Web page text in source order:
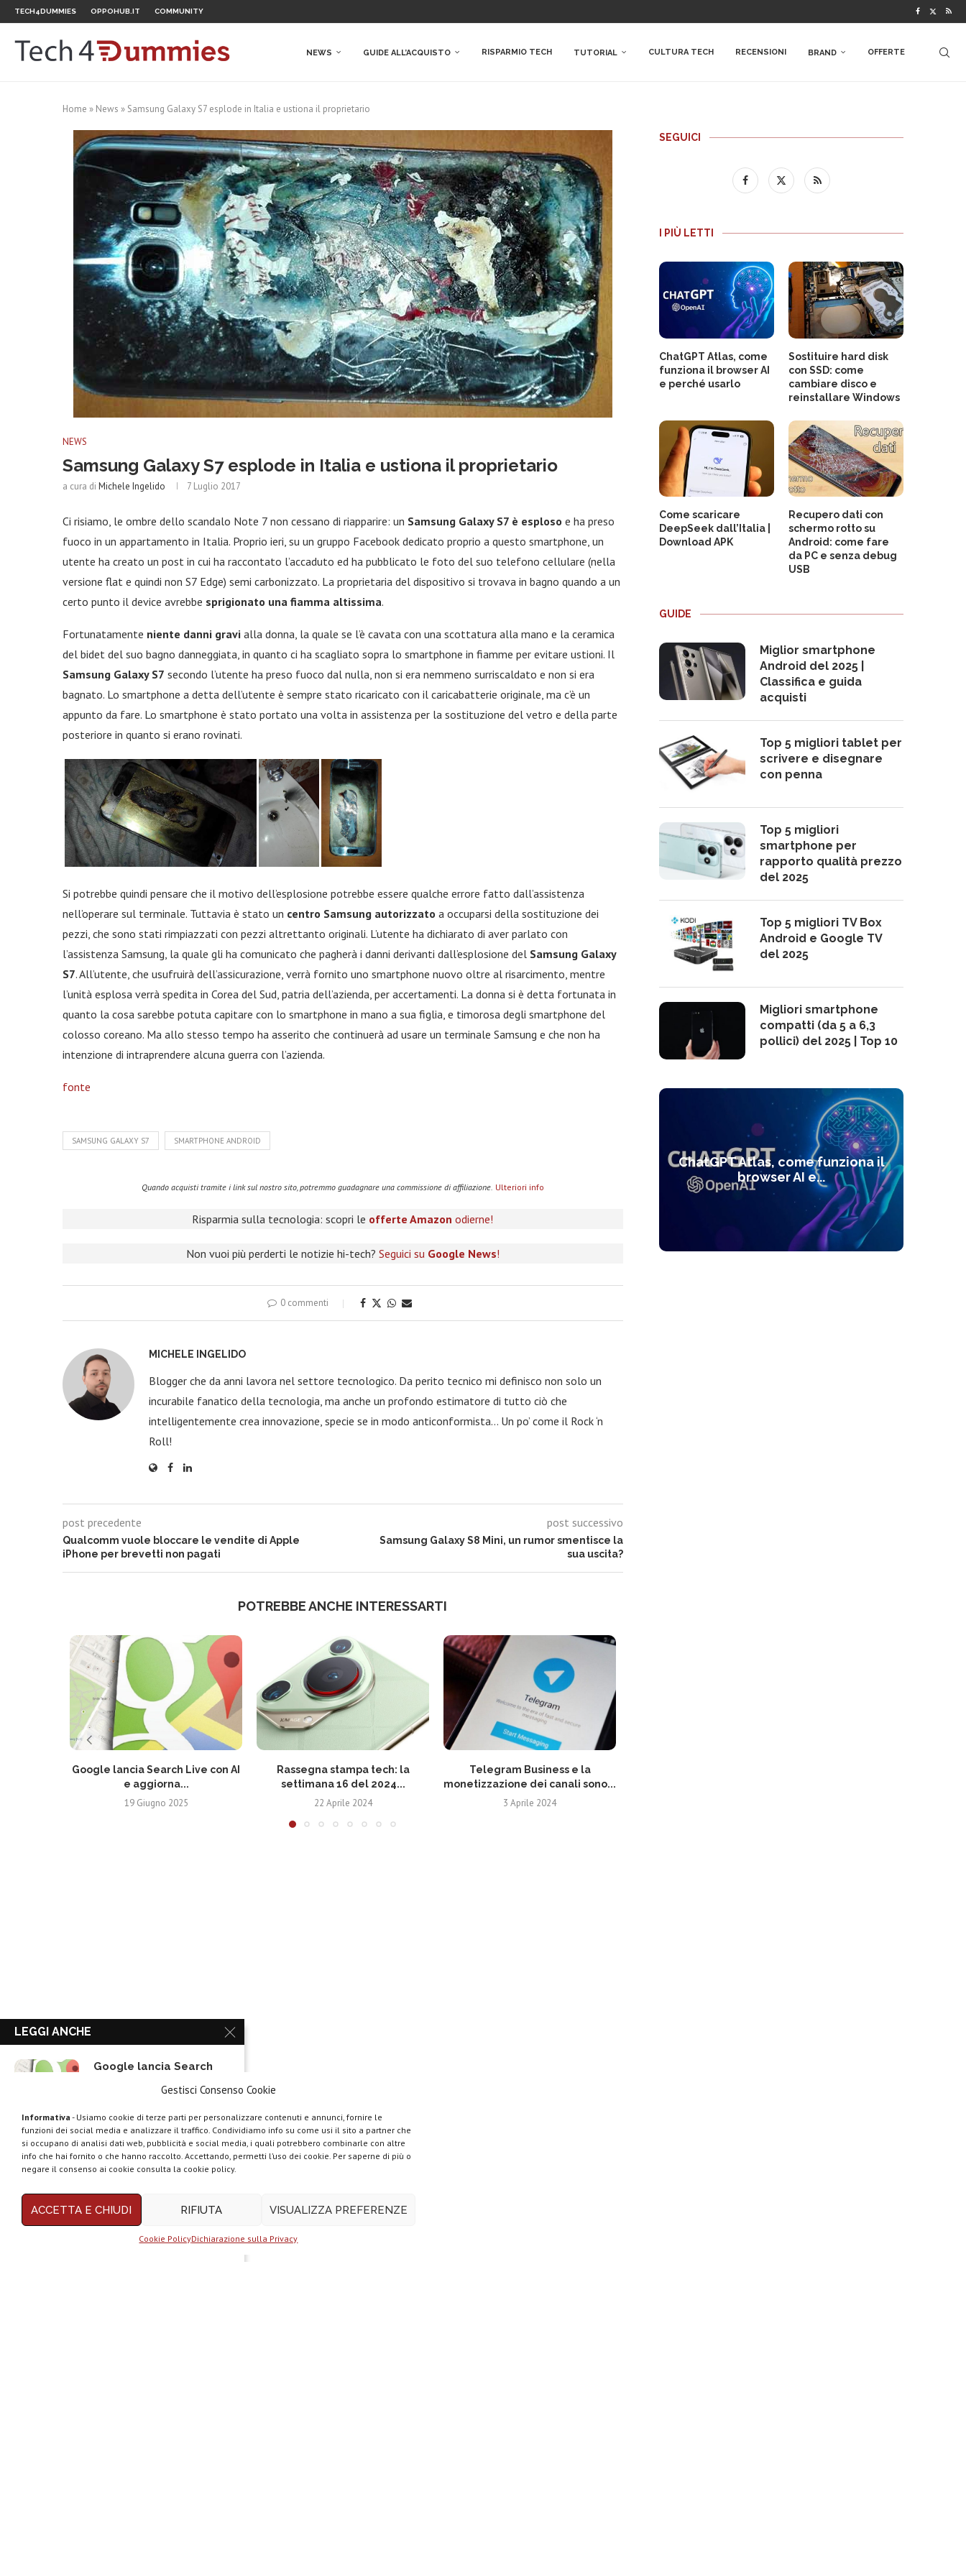
Gestisci Consenso Cookie
Informativa - Usiamo cookie di terze parti per personalizzare contenuti e annunci, fornire le
funzioni dei social media e analizzare il traffico. Condividiamo info su come usi il sito a partner che
si occupano di analisi dati web, pubblicità e social media, i quali potrebbero combinarle con altre
info che hai fornito o che hanno raccolto. Accettando, permetti l’uso dei cookie. Per saperne di più o
negare il consenso ai cookie consulta la cookie policy.
ACCETTA E CHIUDI RIFIUTA VISUALIZZA PREFERENZE
Cookie PolicyDichiarazione sulla Privacy
TECH4DUMMIES OPPOHUB.IT COMMUNITY
NEWS GUIDE ALL’ACQUISTO RISPARMIO TECH TUTORIAL CULTURA TECH RECENSIONI BRAND OFFERTE
Home » News » Samsung Galaxy S7 esplode in Italia e ustiona il proprietario
NEWS
Samsung Galaxy S7 esplode in Italia e ustiona il proprietario
a cura di Michele Ingelido 7 Luglio 2017
Ci risiamo, le ombre dello scandalo Note 7 non cessano di riapparire: un Samsung Galaxy S7 è esploso e ha preso
fuoco in un appartamento in Italia. Proprio ieri, su un gruppo Facebook dedicato proprio a questo smartphone, un
utente ha creato un post in cui ha raccontato l’accaduto ed ha pubblicato le foto del suo telefono cellulare (nella
versione flat e quindi non S7 Edge) semi carbonizzato. La proprietaria del dispositivo si trovava in bagno quando a un
certo punto il device avrebbe sprigionato una fiamma altissima.
Fortunatamente niente danni gravi alla donna, la quale se l’è cavata con una scottatura alla mano e la ceramica
del bidet del suo bagno danneggiata, in quanto ci ha scagliato sopra lo smartphone in fiamme per evitare ustioni. Il
Samsung Galaxy S7 secondo l’utente ha preso fuoco dal nulla, non si era nemmeno surriscaldato e non si era
bagnato. Lo smartphone a detta dell’utente è sempre stato ricaricato con il caricabatterie originale, ma c’è un
appunto da fare. Lo smartphone è stato portato una volta in assistenza per la sostituzione del vetro e della parte
posteriore in quanto si erano rovinati.
Si potrebbe quindi pensare che il motivo dell’esplosione potrebbe essere qualche errore fatto dall’assistenza
nell’operare sul terminale. Tuttavia è stato un centro Samsung autorizzato a occuparsi della sostituzione dei
pezzi, che sono stati rimpiazzati con pezzi altrettanto originali. L’utente ha dichiarato di aver parlato con
l’assistenza Samsung, la quale gli ha comunicato che pagherà i danni derivanti dall’esplosione del Samsung Galaxy
S7. All’utente, che usufruirà dell’assicurazione, verrà fornito uno smartphone nuovo oltre al risarcimento, mentre
l’unità esplosa verrà spedita in Corea del Sud, patria dell’azienda, per accertamenti. La donna si è detta fortunata in
quanto la cosa sarebbe potuta capitare con lo smartphone in mano a sua figlia, e timorosa degli smartphone del
colosso coreano. Ma allo stesso tempo ha asserito che continuerà ad usare un terminale Samsung e che non ha
intenzione di intraprendere alcuna guerra con l’azienda.
fonte
SAMSUNG GALAXY S7 SMARTPHONE ANDROID
Quando acquisti tramite i link sul nostro sito, potremmo guadagnare una commissione di affiliazione. Ulteriori info
Risparmia sulla tecnologia: scopri le offerte Amazon odierne!
Non vuoi più perderti le notizie hi-tech? Seguici su Google News!
0 commenti
MICHELE INGELIDO
Blogger che da anni lavora nel settore tecnologico. Da perito tecnico mi definisco non solo un
incurabile fanatico della tecnologia, ma anche un profondo estimatore di tutto ciò che
intelligentemente crea innovazione, specie se in modo anticonformista… Un po’ come il Rock ‘n
Roll!
post precedente
Qualcomm vuole bloccare le vendite di Apple
iPhone per brevetti non pagati
post successivo
Samsung Galaxy S8 Mini, un rumor smentisce la
sua uscita?
POTREBBE ANCHE INTERESSARTI
Google lancia Search Live con AI
e aggiorna...
19 Giugno 2025
Rassegna stampa tech: la
settimana 16 del 2024...
22 Aprile 2024
Telegram Business e la
monetizzazione dei canali sono...
3 Aprile 2024
SEGUICI
I PIÙ LETTI
ChatGPT Atlas, come
funziona il browser AI
e perché usarlo
Sostituire hard disk
con SSD: come
cambiare disco e
reinstallare Windows
Come scaricare
DeepSeek dall’Italia |
Download APK
Recupero dati con
schermo rotto su
Android: come fare
da PC e senza debug
USB
GUIDE
Miglior smartphone
Android del 2025 |
Classifica e guida
acquisti
Top 5 migliori tablet per
scrivere e disegnare
con penna
Top 5 migliori
smartphone per
rapporto qualità prezzo
del 2025
Top 5 migliori TV Box
Android e Google TV
del 2025
Migliori smartphone
compatti (da 5 a 6,3
pollici) del 2025 | Top 10
ChatGPT Atlas, come funziona il
browser AI e...
LEGGI ANCHE
Google lancia Search
Rassegna stampa tech:
la settimana 16...
Telegram Business e la
monetizzazione dei...